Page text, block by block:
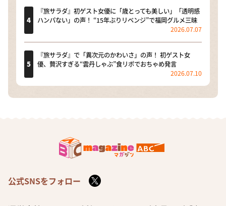
『旅サラダ』初ゲスト女優に「歳とっても美しい」「透明感
ハンパない」の声！ “15年ぶりリベンジ”で福岡グルメ三昧
2026.07.07
『旅サラダ』で「異次元のかわいさ」の声！ 初ゲスト女
優、贅沢すぎる“雲丹しゃぶ”食リポでおちゃめ発言
2026.07.10
公式SNSをフォロー